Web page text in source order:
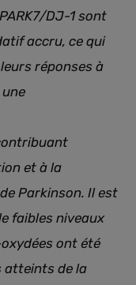
DJ-1 sont
accru, ce qui
réponses à
et à la
Parkinson. Il est
faibles niveaux
ont été
atteints de la